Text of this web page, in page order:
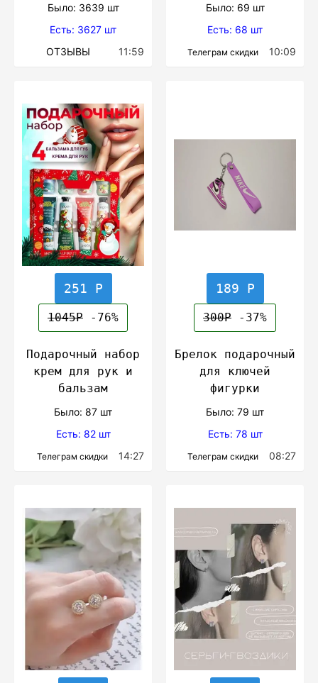
Было: 3639 шт
Есть: 3627 шт
ОТЗЫВЫ
11:59
Было: 69 шт
Есть: 68 шт
Телеграм скидки 10:09
251 Р
1045Р -76%
Подарочный набор
крем для рук и
бальзам
Было: 87 шт
Есть: 82 шт
Телеграм скидки 14:27
189 Р
300Р -37%
Брелок подарочный
для ключей
фигурки
Было: 79 шт
Есть: 78 шт
Телеграм скидки 08:27